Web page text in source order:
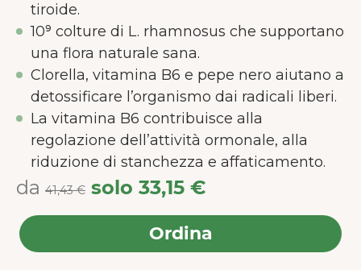
tiroide.
10⁹ colture di L. rhamnosus che supportano
una flora naturale sana.
Clorella, vitamina B6 e pepe nero aiutano a
detossificare l’organismo dai radicali liberi.
La vitamina B6 contribuisce alla
regolazione dell’attività ormonale, alla
riduzione di stanchezza e affaticamento.
da 41,43 € solo 33,15 €
Ordina